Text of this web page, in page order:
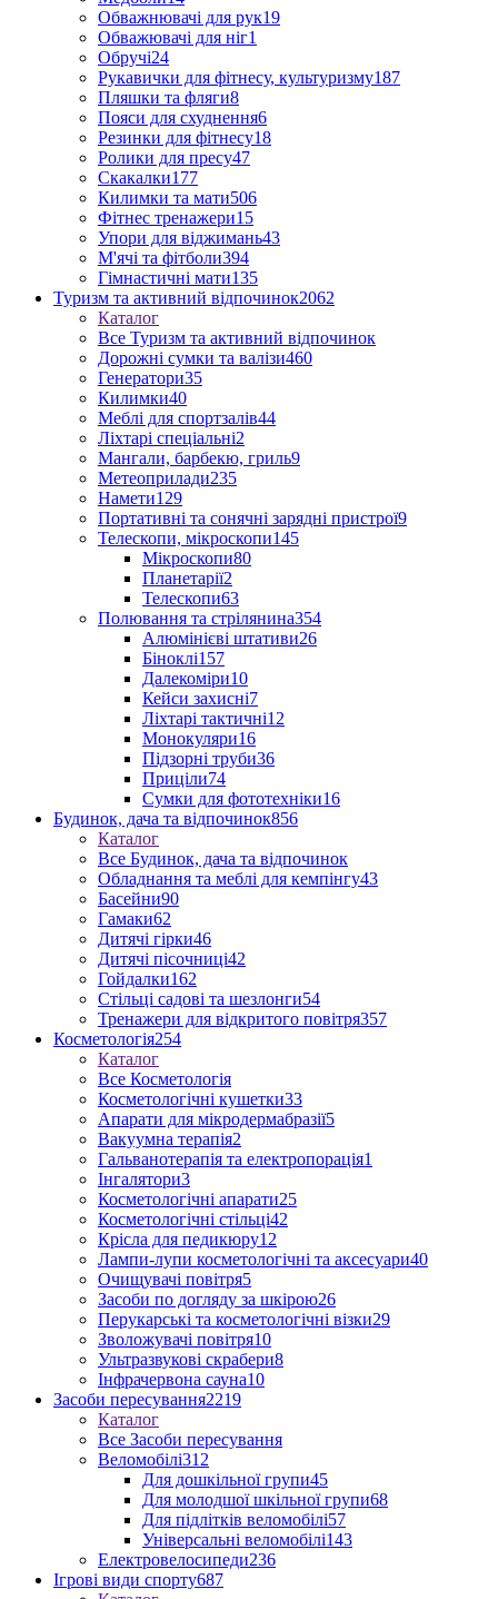
Обважнювачі для рук19
Обважювачі для ніг1
Обручі24
Рукавички для фітнесу, культуризму187
Пляшки та фляги8
Пояси для схуднення6
Резинки для фітнесу18
Ролики для пресу47
Скакалки177
Килимки та мати506
Фітнес тренажери15
Упори для віджимань43
М'ячі та фітболи394
Гімнастичні мати135
Туризм та активний відпочинок2062
Каталог
Все Туризм та активний відпочинок
Дорожні сумки та валізи460
Генератори35
Килимки40
Меблі для спортзалів44
Ліхтарі спеціальні2
Мангали, барбекю, гриль9
Метеоприлади235
Намети129
Портативні та сонячні зарядні пристрої9
Телескопи, мікроскопи145
Мікроскопи80
Планетарії2
Телескопи63
Полювання та стрілянина354
Алюмінієві штативи26
Біноклі157
Далекоміри10
Кейси захисні7
Ліхтарі тактичні12
Монокуляри16
Підзорні труби36
Приціли74
Сумки для фототехніки16
Будинок, дача та відпочинок856
Каталог
Все Будинок, дача та відпочинок
Обладнання та меблі для кемпінгу43
Басейни90
Гамаки62
Дитячі гірки46
Дитячі пісочниці42
Гойдалки162
Стільці садові та шезлонги54
Тренажери для відкритого повітря357
Косметологія254
Каталог
Все Косметологія
Косметологічні кушетки33
Апарати для мікродермабразії5
Вакуумна терапія2
Гальванотерапія та електропорація1
Інгалятори3
Косметологічні апарати25
Косметологічні стільці42
Крісла для педикюру12
Лампи-лупи косметологічні та аксесуари40
Очищувачі повітря5
Засоби по догляду за шкірою26
Перукарські та косметологічні візки29
Зволожувачі повітря10
Ультразвукові скрабери8
Інфрачервона сауна10
Засоби пересування2219
Каталог
Все Засоби пересування
Веломобілі312
Для дошкільної групи45
Для молодшої шкільної групи68
Для підлітків веломобілі57
Універсальні веломобілі143
Електровелосипеди236
Ігрові види спорту687